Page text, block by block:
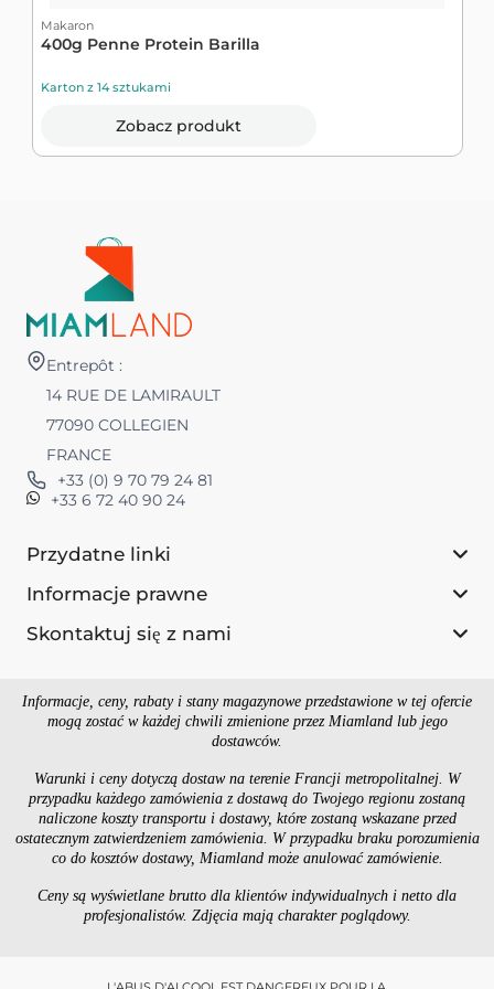
Makaron
400g Penne Protein Barilla
Karton z 14 sztukami
Zobacz produkt
Entrepôt :
14 RUE DE LAMIRAULT
77090 COLLEGIEN
FRANCE
+33 (0) 9 70 79 24 81
+33 6 72 40 90 24
Przydatne linki
Informacje prawne
Skontaktuj się z nami
Informacje, ceny, rabaty i stany magazynowe przedstawione w tej ofercie
mogą zostać w każdej chwili zmienione przez Miamland lub jego
dostawców.
Warunki i ceny dotyczą dostaw na terenie Francji metropolitalnej. W
przypadku każdego zamówienia z dostawą do Twojego regionu zostaną
naliczone koszty transportu i dostawy, które zostaną wskazane przed
ostatecznym zatwierdzeniem zamówienia. W przypadku braku porozumienia
co do kosztów dostawy, Miamland może anulować zamówienie.
Ceny są wyświetlane brutto dla klientów indywidualnych i netto dla
profesjonalistów. Zdjęcia mają charakter poglądowy.